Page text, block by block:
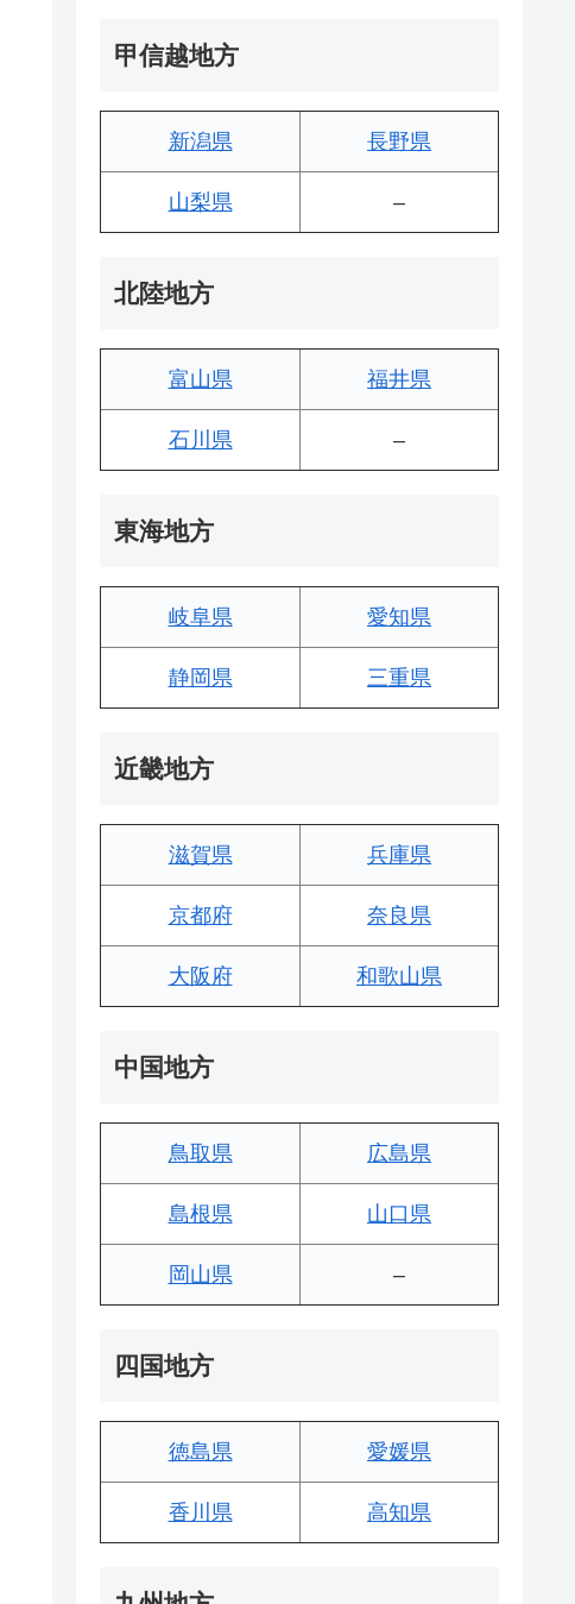
甲信越地方
新潟県 長野県
山梨県 –
北陸地方
富山県 福井県
石川県 –
東海地方
岐阜県 愛知県
静岡県 三重県
近畿地方
滋賀県 兵庫県
京都府 奈良県
大阪府 和歌山県
中国地方
鳥取県 広島県
島根県 山口県
岡山県 –
四国地方
徳島県 愛媛県
香川県 高知県